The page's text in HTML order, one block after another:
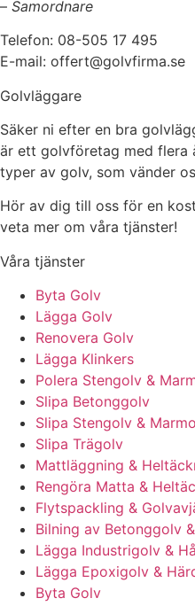
– Samordnare
Telefon: 08-505 17 495
E-mail: offert@golvfirma.se
Golvläggare
Säker ni efter en bra
är ett golvföretag med flera
typer av golv, som vänder
Hör av dig till oss för en
veta mer om våra tjänster!
Våra tjänster
Byta Golv
Lägga Golv
Renovera Golv
Lägga Klinkers
Polera Stengolv &
Slipa Betonggolv
Slipa Stengolv &
Slipa Trägolv
Mattläggning &
Rengöra Matta &
Flytspackling &
Bilning av Betonggolv
Lägga Industrigolv &
Lägga Epoxigolv &
Byta Golv